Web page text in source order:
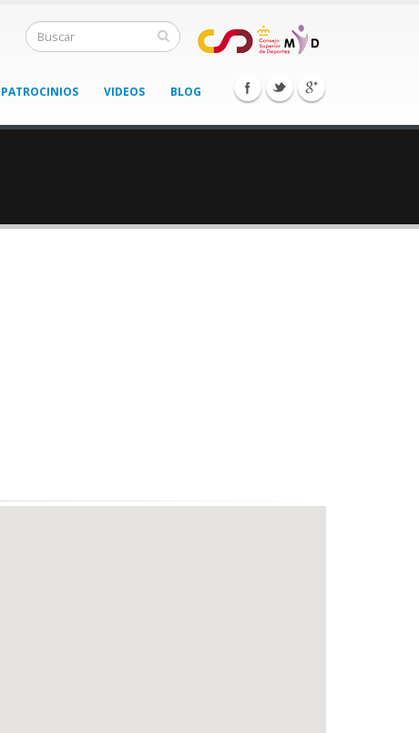
PATROCINIOS VIDEOS BLOG